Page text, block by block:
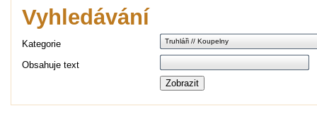
Vyhledávání
Kategorie Truhláři // Koupelny
Obsahuje text
Zobrazit